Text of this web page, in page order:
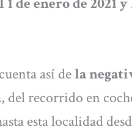
así dela
, del recorrido en
esta localidad